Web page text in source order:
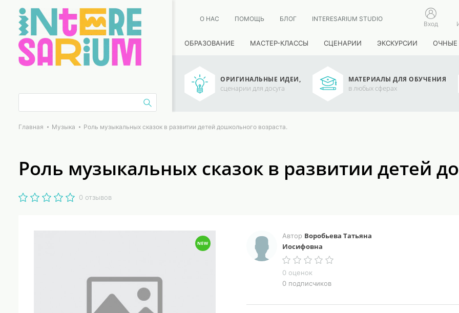
О НАС ПОМОЩЬ БЛОГ INTERESARIUM STUDIO
Вход
ОБРАЗОВАНИЕ МАСТЕР-КЛАССЫ СЦЕНАРИИ ЭКСКУРСИИ ОЧНЫЕ
ОРИГИНАЛЬНЫЕ ИДЕИ,
сценарии для досуга
МАТЕРИАЛЫ ДЛЯ ОБУЧЕНИЯ
в любых сферах
Главная Музыка Роль музыкальных сказок в развитии детей дошкольного возраста.
Роль музыкальных сказок в развитии детей
0 отзывов
Автор Воробьева Татьяна
Иосифовна
0 оценок
0 подписчиков